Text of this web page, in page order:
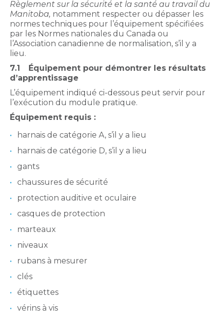
Règlement sur la sécurité et la santé au travail du
Manitoba, notamment respecter ou dépasser les
normes techniques pour l’équipement spécifiées
par les Normes nationales du Canada ou
l’Association canadienne de normalisation, s’il y a
lieu.
7.1
Équipement pour démontrer les résultats
d’apprentissage
L’équipement indiqué ci-dessous peut servir pour
l’exécution du module pratique.
Équipement requis :
harnais de catégorie A, s’il y a lieu
harnais de catégorie D, s’il y a lieu
gants
chaussures de sécurité
protection auditive et oculaire
casques de protection
marteaux
niveaux
rubans à mesurer
clés
étiquettes
vérins à vis